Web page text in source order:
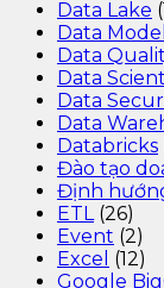
Data Lake
Data
Data
Data
Data
Data
Databricks
Đào tạo
Định
ETL(26)
Event (2)
Excel (12)
Google